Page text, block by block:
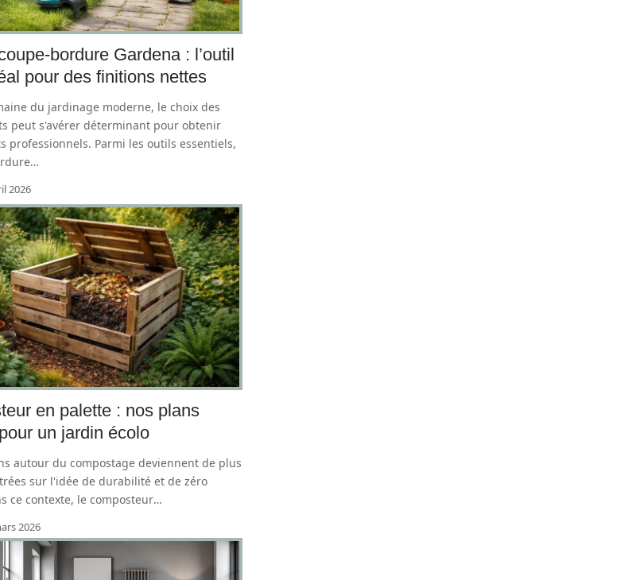
bordure Gardena : l’outil
pour des finitions nettes
du jardinage moderne, le choix des
peut s'avérer déterminant pour obtenir
professionnels. Parmi les outils essentiels,
…
2026
en palette : nos plans
un jardin écolo
autour du compostage deviennent de plus
sur l'idée de durabilité et de zéro
ce contexte, le composteur…
2026